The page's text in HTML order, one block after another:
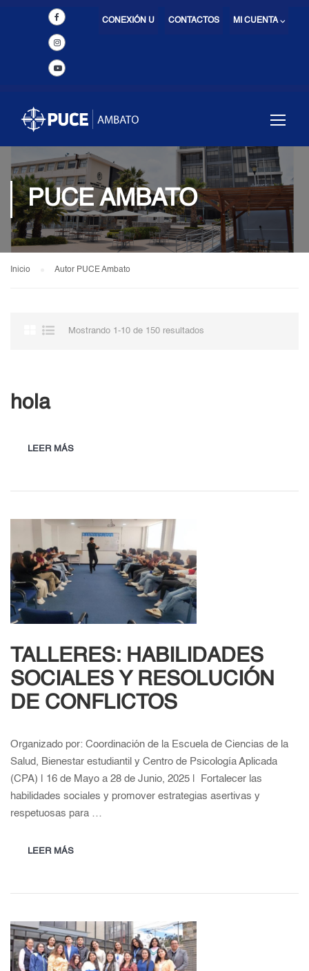
MI CUENTA ⌵
CONTACTOS
CONEXIÓN U
PUCE AMBATO
Inicio Autor PUCE Ambato
Mostrando 1-10 de 150 resultados
hola
LEER MÁS
TALLERES: HABILIDADES
SOCIALES Y RESOLUCIÓN
DE CONFLICTOS
Organizado por: Coordinación de la Escuela de Ciencias de la
Salud, Bienestar estudiantil y Centro de Psicología Aplicada
(CPA) | 16 de Mayo a 28 de Junio, 2025 | Fortalecer las
habilidades sociales y promover estrategias asertivas y
respetuosas para …
LEER MÁS